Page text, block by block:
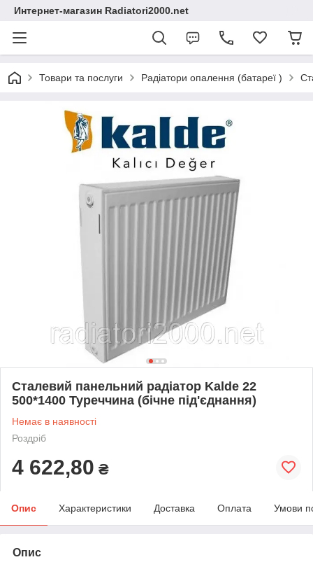
Интернет-магазин Radiatori2000.net
Товари та послуги Радіатори опалення (батареї )
Сталевий панельний радіатор Kalde 22
500*1400 Туреччина (бічне під'єднання)
Немає в наявності
Роздріб
4 622,80 ₴
Опис Характеристики Доставка Оплата Умови
Опис